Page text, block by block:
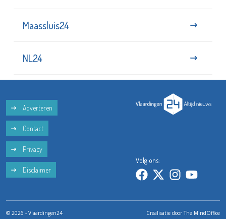
Maassluis24
NL24
Adverteren
Contact
Privacy
Disclaimer
Volg ons:
© 2026 - Vlaardingen24 Crealisatie doorThe MindOffice